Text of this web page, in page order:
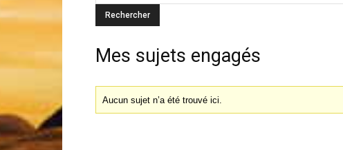
Mes sujets engagés
Aucun sujet n’a été trouvé ici.